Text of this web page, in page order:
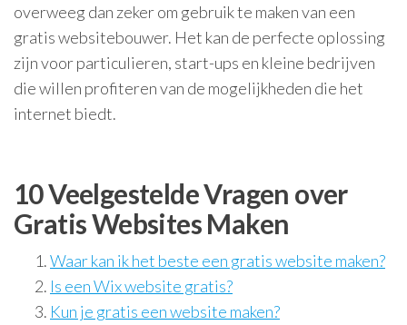
overweeg dan zeker om gebruik te maken van een
gratis websitebouwer. Het kan de perfecte oplossing
zijn voor particulieren, start-ups en kleine bedrijven
die willen profiteren van de mogelijkheden die het
internet biedt.
10 Veelgestelde Vragen over
Gratis Websites Maken
Waar kan ik het beste een gratis website maken?
Is een Wix website gratis?
Kun je gratis een website maken?